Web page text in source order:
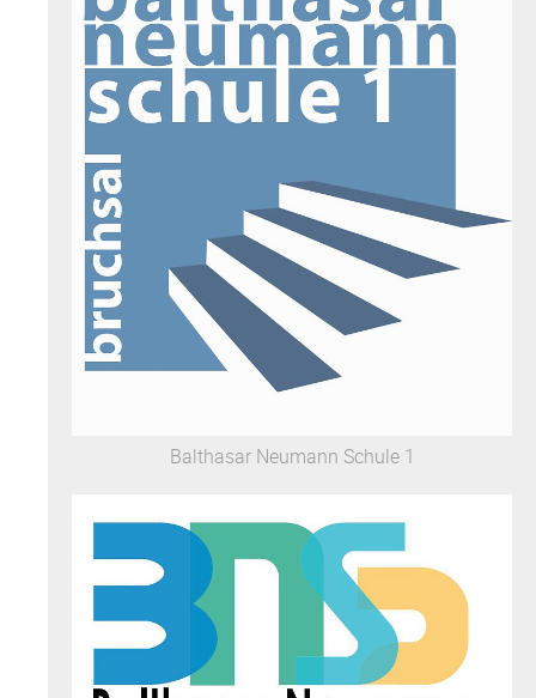
Balthasar Neumann Schule 1